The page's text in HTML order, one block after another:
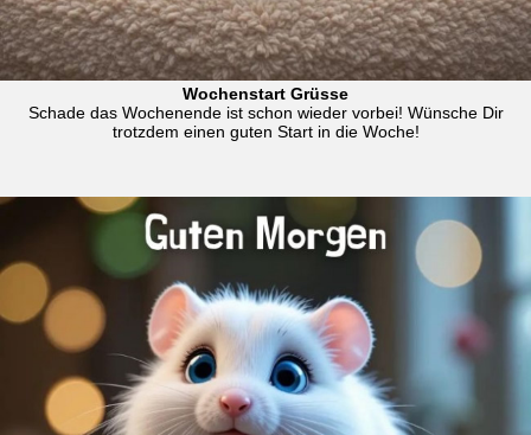
Wochenstart Grüsse
Schade das Wochenende ist schon wieder vorbei! Wünsche Dir
trotzdem einen guten Start in die Woche!